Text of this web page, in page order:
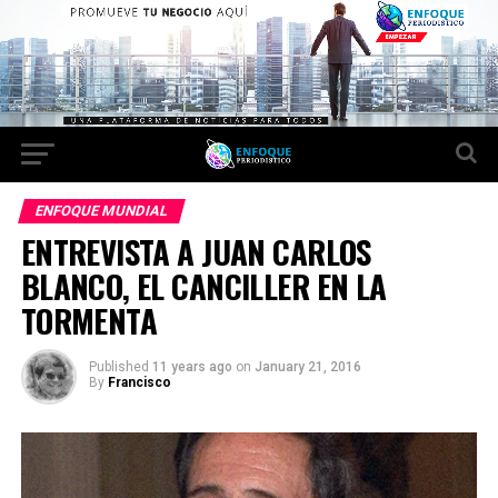
ENFOQUE MUNDIAL
ENTREVISTA A JUAN CARLOS
BLANCO, EL CANCILLER EN LA
TORMENTA
Published 11 years ago on January 21, 2016
By Francisco